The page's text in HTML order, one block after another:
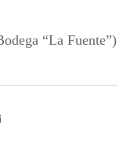
“La Fuente”)
Compartir